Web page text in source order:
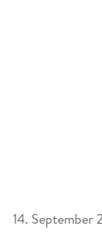
14. September